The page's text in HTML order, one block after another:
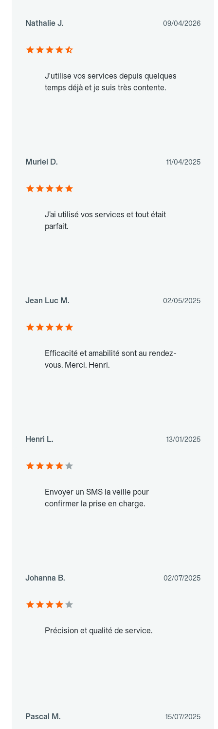
Nathalie J. 09/04/2026
J'utilise vos services depuis quelques
temps déjà et je suis très contente.
Muriel D. 11/04/2025
J’ai utilisé vos services et tout était
parfait.
Jean Luc M. 02/05/2025
Efficacité et amabilité sont au rendez-
vous. Merci. Henri.
Henri L. 13/01/2025
Envoyer un SMS la veille pour
confirmer la prise en charge.
Johanna B. 02/07/2025
Précision et qualité de service.
Pascal M. 15/07/2025